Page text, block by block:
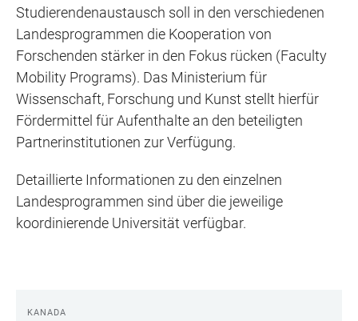
Studierendenaustausch soll in den verschiedenen
Landesprogrammen die Kooperation von
Forschenden stärker in den Fokus rücken (Faculty
Mobility Programs). Das Ministerium für
Wissenschaft, Forschung und Kunst stellt hierfür
Fördermittel für Aufenthalte an den beteiligten
Partnerinstitutionen zur Verfügung.
Detaillierte Informationen zu den einzelnen
Landesprogrammen sind über die jeweilige
koordinierende Universität verfügbar.
KANADA